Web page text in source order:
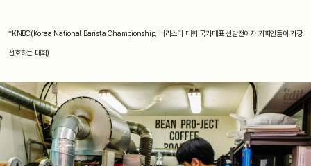
*KNBC(Korea National Barista Championship, 바리스타 대회 국가대표 선발전이자 커피인들이 가장
선호하는 대회)